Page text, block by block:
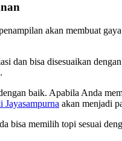
akan membuat
dan bisa disesuaikan
baik. Apabila Anda
Jayasampurna akan menjadi
bisa memilih topi sesuai